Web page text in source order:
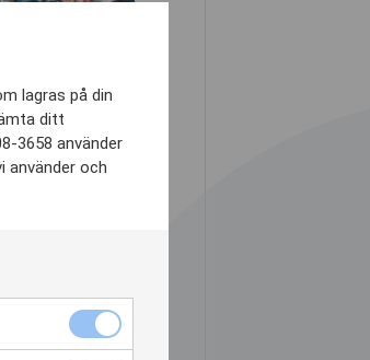
lagras på din
ditt
3658 använder
använder och